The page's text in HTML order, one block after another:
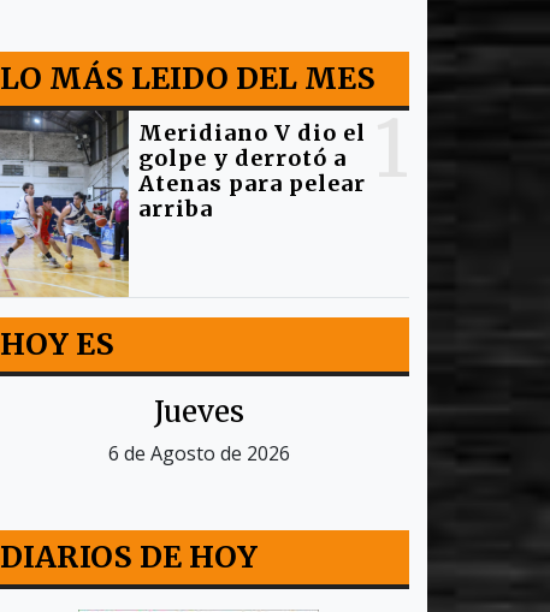
LO MÁS LEIDO DEL MES
Meridiano V dio el
golpe y derrotó a
Atenas para pelear
arriba
HOY ES
Jueves
6 de Agosto de 2026
DIARIOS DE HOY